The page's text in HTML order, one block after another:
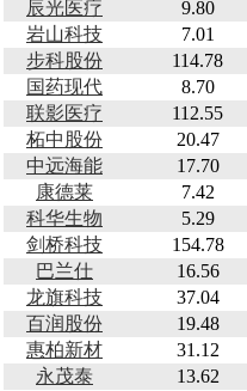
辰光医疗 9.80
岩山科技
7.01
步科股份
114.78
国药现代
8.70
联影医疗
112.55
柘中股份
20.47
中远海能
17.70
康德莱
7.42
科华生物
5.29
剑桥科技
154.78
巴兰仕
16.56
龙旗科技
37.04
百润股份
19.48
惠柏新材
31.12
永茂泰
13.62